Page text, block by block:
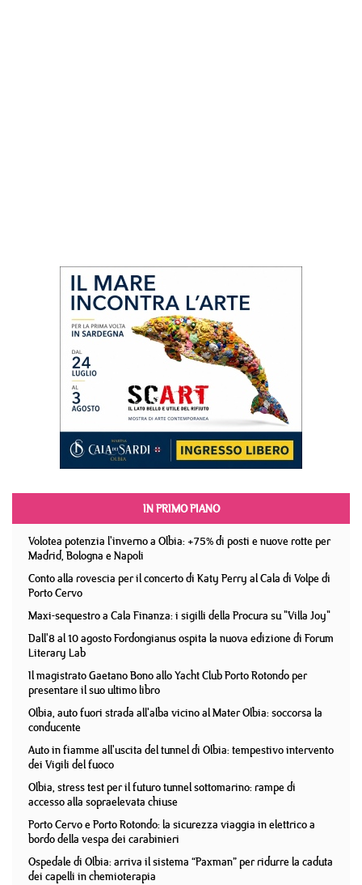
IN PRIMO PIANO
Volotea potenzia l'inverno a Olbia: +75% di posti e nuove rotte per
Madrid, Bologna e Napoli
Conto alla rovescia per il concerto di Katy Perry al Cala di Volpe di
Porto Cervo
Maxi-sequestro a Cala Finanza: i sigilli della Procura su "Villa Joy"
Dall'8 al 10 agosto Fordongianus ospita la nuova edizione di Forum
Literary Lab
Il magistrato Gaetano Bono allo Yacht Club Porto Rotondo per
presentare il suo ultimo libro
Olbia, auto fuori strada all'alba vicino al Mater Olbia: soccorsa la
conducente
Auto in fiamme all'uscita del tunnel di Olbia: tempestivo intervento
dei Vigili del fuoco
Olbia, stress test per il futuro tunnel sottomarino: rampe di
accesso alla sopraelevata chiuse
Porto Cervo e Porto Rotondo: la sicurezza viaggia in elettrico a
bordo della vespa dei carabinieri
Ospedale di Olbia: arriva il sistema “Paxman” per ridurre la caduta
dei capelli in chemioterapia